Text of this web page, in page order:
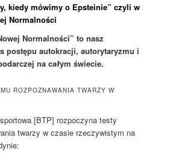
kiedy mówimy o Epsteinie” czyli w
Normalności
Normalności” to nasz
postępu autokracji, autorytaryzmu i
na całym świecie.
ROZPOZNAWANIA TWARZY W
[BTP] rozpoczyna testy
twarzy w czasie rzeczywistym na